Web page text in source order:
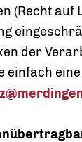
(Recht auf
der
einfach